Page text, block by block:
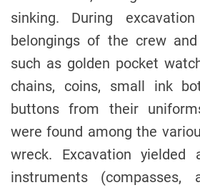
sinking. During
belongings of the crew
such as golden pocket
chains, coins, small ink
buttons from their
were found among the
wreck. Excavation yielded
instruments (compasses,